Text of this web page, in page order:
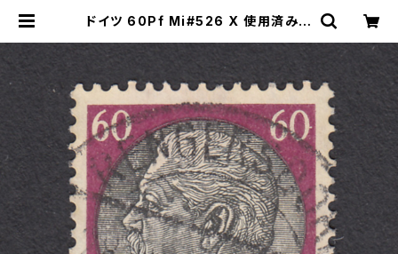
ドイツ 60Pf Mi#526 X 使用済み切
| ヤングスタンプのネットショップ | Y
oung Stamp